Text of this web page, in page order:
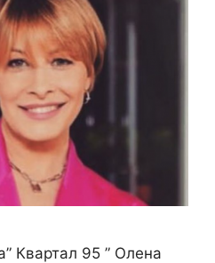
Квартал 95 ” Олена